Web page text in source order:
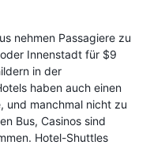
nehmen Passagiere zu
Innenstadt für $9
in der
haben auch einen
und manchmal nicht zu
Bus, Casinos sind
Hotel-Shuttles